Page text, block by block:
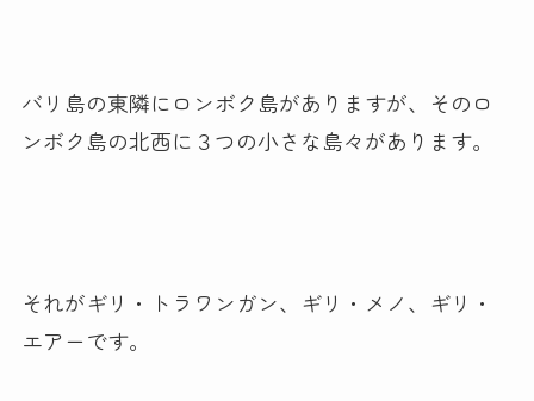
バリ島の東隣にロンボク島がありますが、そのロ
ンボク島の北西に３つの小さな島々があります。
それがギリ・トラワンガン、ギリ・メノ、ギリ・
エアーです。